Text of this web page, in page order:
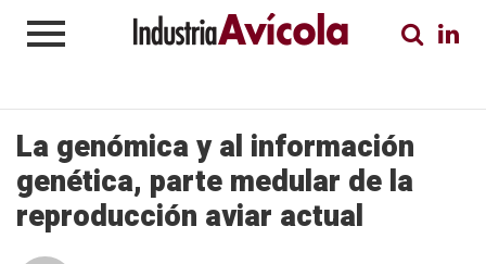
La genómica y al información
genética, parte medular de la
reproducción aviar actual